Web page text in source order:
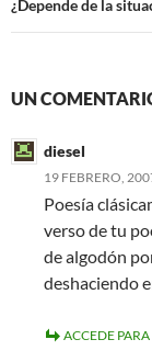
¿Depende de la
UN
diesel
19 FEBRERO,
Poesía
verso de tu
de algodón
deshaciendo
ACCEDE